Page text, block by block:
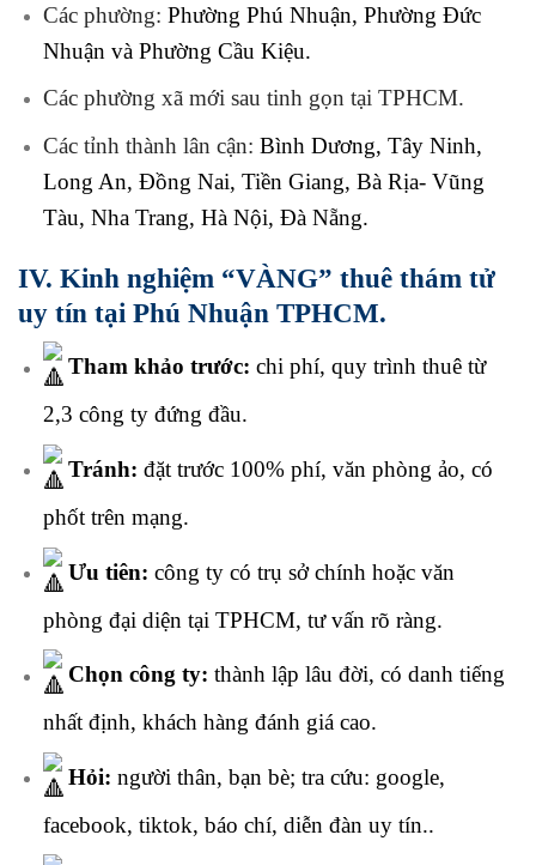
Các phường: Phường Phú Nhuận, Phường Đức
Nhuận và Phường Cầu Kiệu.
Các phường xã mới sau tinh gọn tại TPHCM.
Các tỉnh thành lân cận: Bình Dương, Tây Ninh,
Long An, Đồng Nai, Tiền Giang, Bà Rịa- Vũng
Tàu, Nha Trang, Hà Nội, Đà Nẵng.
IV. Kinh nghiệm “VÀNG” thuê thám tử
uy tín tại Phú Nhuận TPHCM.
Tham khảo trước: chi phí, quy trình thuê từ
2,3 công ty đứng đầu.
Tránh: đặt trước 100% phí, văn phòng ảo, có
phốt trên mạng.
Ưu tiên: công ty có trụ sở chính hoặc văn
phòng đại diện tại TPHCM, tư vấn rõ ràng.
Chọn công ty: thành lập lâu đời, có danh tiếng
nhất định, khách hàng đánh giá cao.
Hỏi: người thân, bạn bè; tra cứu: google,
facebook, tiktok, báo chí, diễn đàn uy tín..